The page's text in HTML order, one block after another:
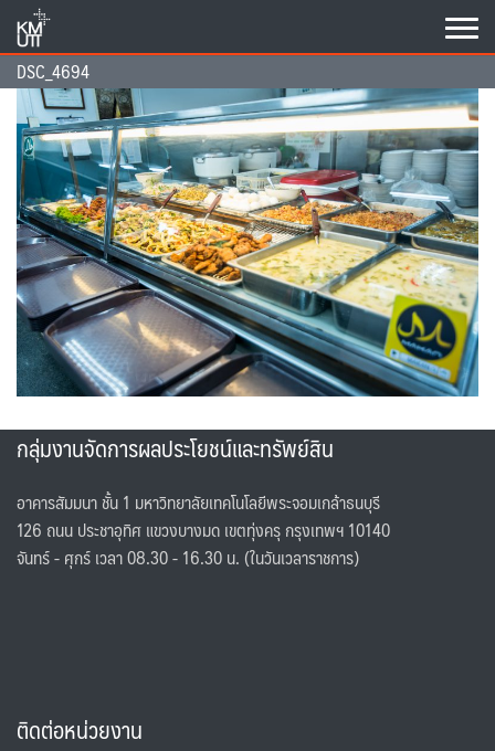
content
DSC_4694
กลุ่มงานจัดการผลประโยชน์และทรัพย์สิน
อาคารสัมมนา ชั้น 1 มหาวิทยาลัยเทคโนโลยีพระจอมเกล้าธนบุรี
126 ถนน ประชาอุทิศ แขวงบางมด เขตทุ่งครุ กรุงเทพฯ 10140
จันทร์ - ศุกร์ เวลา 08.30 - 16.30 น. (ในวันเวลาราชการ)
ติดต่อหน่วยงาน